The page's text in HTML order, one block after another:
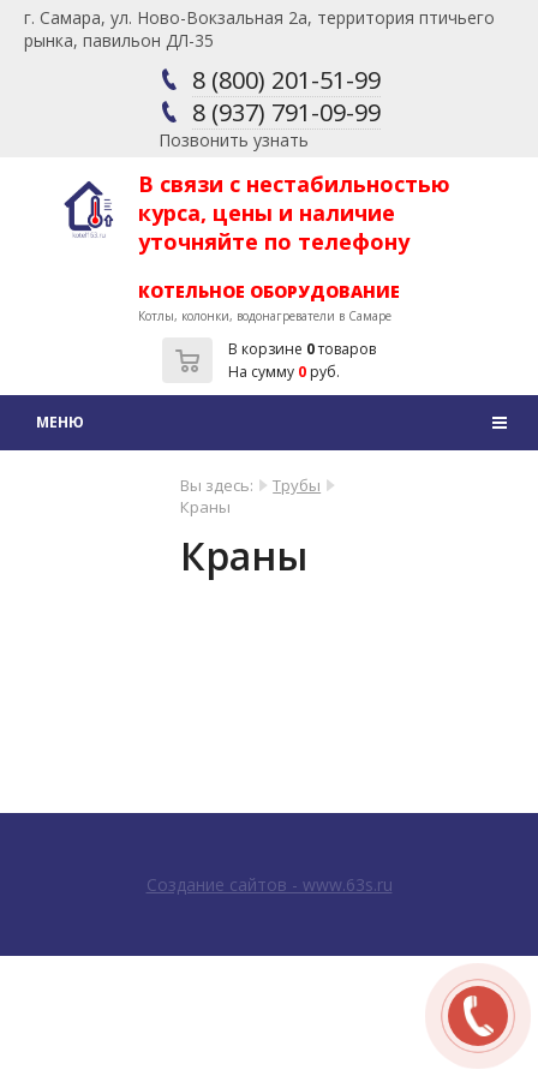
г. Самара, ул. Ново-Вокзальная 2а, территория птичьего
рынка, павильон ДЛ-35
8 (800) 201-51-99
8 (937) 791-09-99
Позвонить узнать
В связи с нестабильностью
курса, цены и наличие
уточняйте по телефону
КОТЕЛЬНОЕ ОБОРУДОВАНИЕ
Котлы, колонки, водонагреватели в Самаре
В корзине 0товаров
На сумму 0руб.
Вы здесь:
Трубы
Краны
Краны
Создание сайтов - www.63s.ru